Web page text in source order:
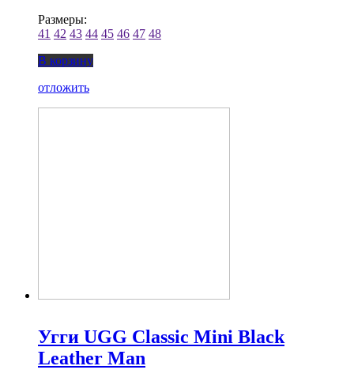
Размеры:
41 42 43 44 45 46 47 48
В корзину
отложить
Угги UGG Classic Mini Black
Leather Man